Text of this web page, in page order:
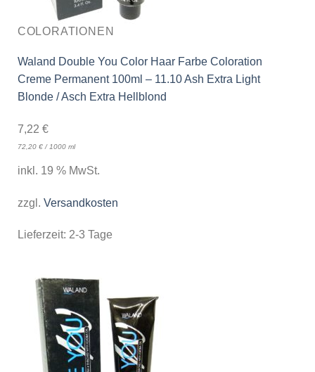
COLORATIONEN
Waland Double You Color Haar Farbe Coloration
Creme Permanent 100ml – 11.10 Ash Extra Light
Blonde / Asch Extra Hellblond
7,22 €
72,20 €/ 1000 ml
inkl. 19 % MwSt.
zzgl. Versandkosten
Lieferzeit: 2-3 Tage